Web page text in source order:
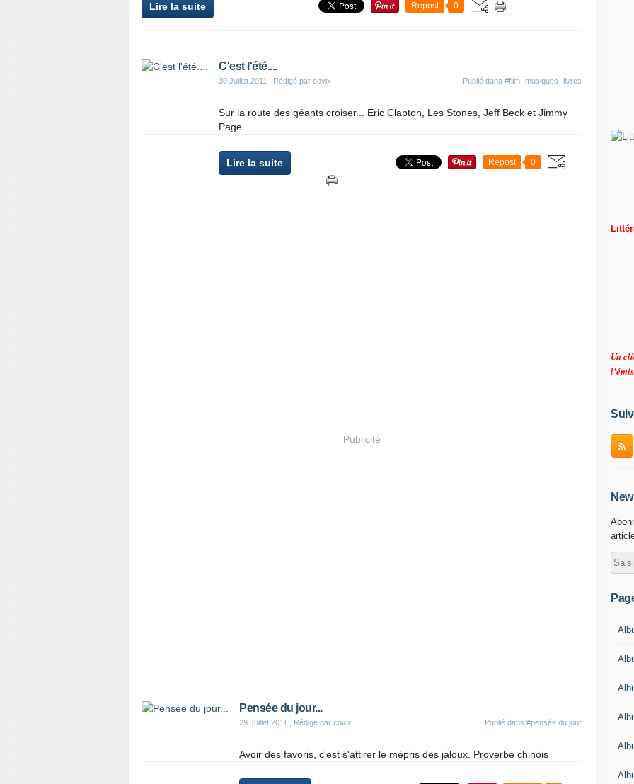
Lire la suite Repost 0
C'est l'été....
30 Juillet 2011 , Rédigé par covix Publié dans #film -musiques -livres
Sur la route des géants croiser... Eric Clapton, Les Stones, Jeff Beck et Jimmy
Page...
Lire la suite Repost 0
Publicité
Pensée du jour...
29 Juillet 2011 , Rédigé par covix Publié dans #pensée du jour
Avoir des favoris, c'est s'attirer le mépris des jaloux. Proverbe chinois
Un